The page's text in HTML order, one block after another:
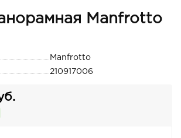
Manfrotto
Manfrotto
210917006